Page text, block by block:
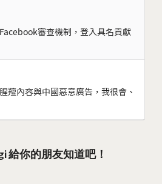
審查機制，登入具名貢獻
羶內容與中國惡意廣告，我很會、
給你的朋友知道吧！